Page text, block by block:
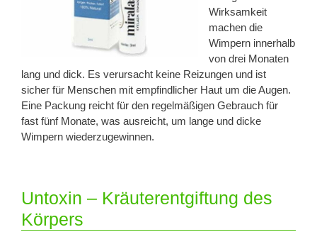
Wirksamkeit
machen die
Wimpern innerhalb
von drei Monaten
lang und dick. Es verursacht keine Reizungen und ist
sicher für Menschen mit empfindlicher Haut um die Augen.
Eine Packung reicht für den regelmäßigen Gebrauch für
fast fünf Monate, was ausreicht, um lange und dicke
Wimpern wiederzugewinnen.
Untoxin – Kräuterentgiftung des
Körpers